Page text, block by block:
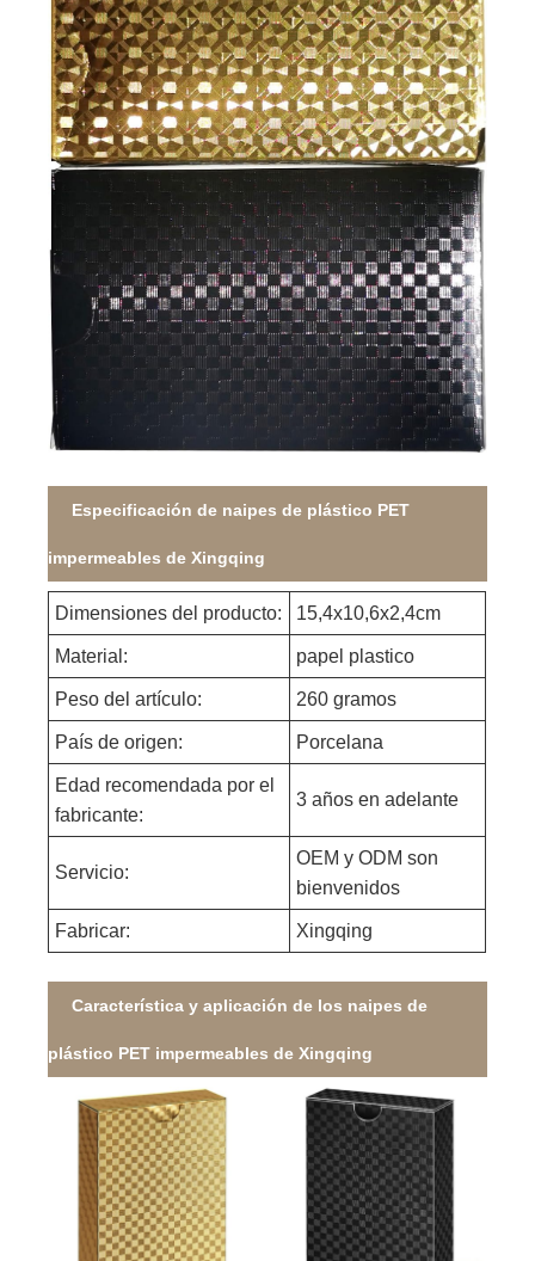
Especificación de naipes de plástico PET
impermeables de Xingqing
Dimensiones del producto: 15,4x10,6x2,4cm
Material: papel plastico
Peso del artículo: 260 gramos
País de origen: Porcelana
Edad recomendada por el
fabricante:
3 años en adelante
Servicio:
OEM y ODM son
bienvenidos
Fabricar: Xingqing
Característica y aplicación de los naipes de
plástico PET impermeables de Xingqing